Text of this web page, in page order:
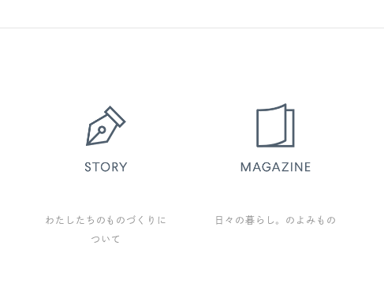
わたしたちのものづくりに
ついて
日々の暮らし。のよみもの